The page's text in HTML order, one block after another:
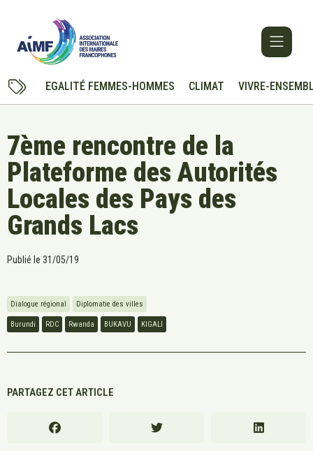
EGALITÉ FEMMES-HOMMES CLIMAT VIVRE-
7ème rencontre de la
Plateforme des Autorités
Locales des Pays des
Grands Lacs
Publié le 31/05/19
Dialogue régional Diplomatie des villes
Burundi RDC Rwanda BUKAVU KIGALI
PARTAGEZ CET ARTICLE